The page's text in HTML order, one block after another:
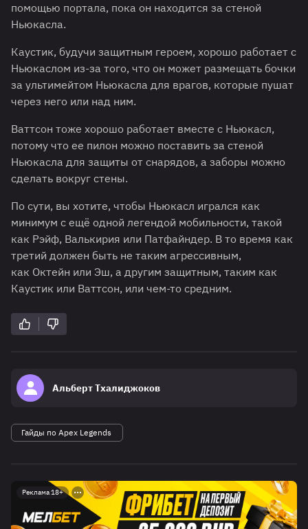
помощью портала, пока он находится за стеной
Ньюкасла.
Каустик, будучи защитным героем, хорошо работает с
Ньюкаслом из-за того, что он может размещать бочки
за ультимейтом Ньюкасла для врагов, которые пушат
через него или над ним.
Ваттсон тоже хорошо работает вместе с Ньюкасл,
потому что ее пилон можно поставить за стеной
Ньюкасла для защиты от снарядов, а заборы можно
сделать вокруг стены.
По сути, вы хотите, чтобы Ньюкасл игрался как
минимум с ещё одной легендой мобильности, такой
как Рэйф, Валькирия или Патфайндер. В то время как
третий должен быть не таким агрессивным,
как Октейн или Эш, а другим защитным, таким как
Каустик или Ваттсон, или чем-то средним.
Альберт Тхалиджоков
Гайды по Apex Legends
Реклама 18+